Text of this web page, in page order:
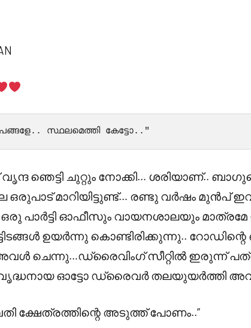
"പെങ്ങളേ.. സ്ഥലമെത്തി കേട്ടോ.."
വൃന്ദ ഞെട്ടി ചുറ്റും നോക്കി… ശരിയാണ്..
മാറിയിട്ടുണ്ട്… രണ്ടു വർഷം മുൻപ്
പാർട്ടി ഓഫീസും വായനശാലയും
ഉയർന്നു കൊണ്ടിരിക്കുന്നു..
അവൾ ചെന്നു…ഡ്രൈവിംഗ് സീറ്റിൽ ഇരുന്ന്
വൃദ്ധനായ ഓട്ടോ ഡ്രൈവർ തലയുയർത്തി
ക്ഷേത്രത്തിന്റെ അടുത്ത് പോണം..”